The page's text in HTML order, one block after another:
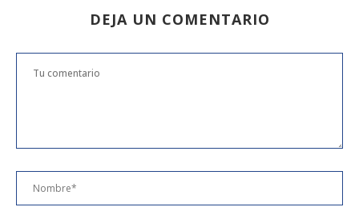
DEJA UN COMENTARIO